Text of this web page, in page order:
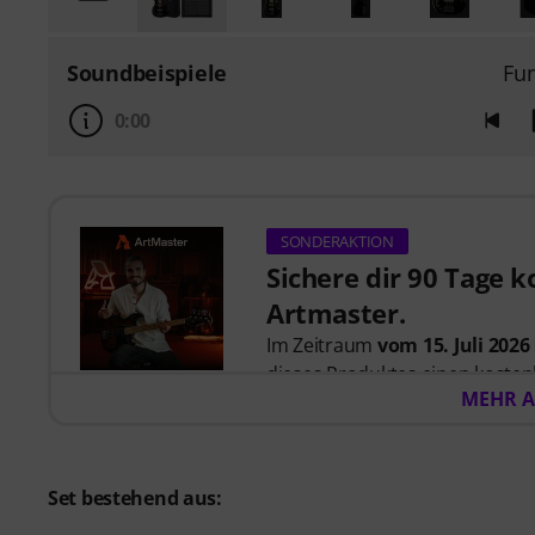
Soundbeispiele
0:00
SONDERAKTION
Sichere dir 90 Tage
Artmaster.
Im Zeitraum vom 15. Juli
dieses Produktes einen
Artmaster-Kurse bietet–
MEHR
Set bestehend aus: